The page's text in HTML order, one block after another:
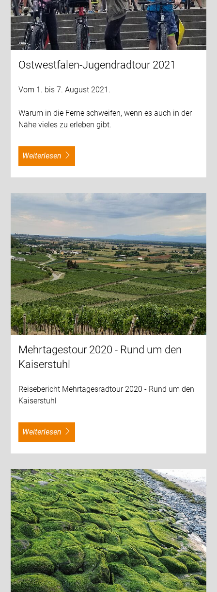
Ostwestfalen-Jugendradtour 2021
Vom 1. bis 7. August 2021.
Warum in die Ferne schweifen, wenn es auch in der
Nähe vieles zu erleben gibt.
weiterlesen
Mehrtagestour 2020 - Rund um den
Kaiserstuhl
Reisebericht Mehrtagesradtour 2020 - Rund um den
Kaiserstuhl
weiterlesen